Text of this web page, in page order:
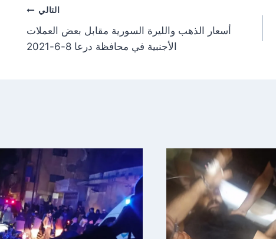
التالي
أسعار الذهب والليرة السورية مقابل بعض العملات
الأجنبية في محافظة درعا 8-6-2021